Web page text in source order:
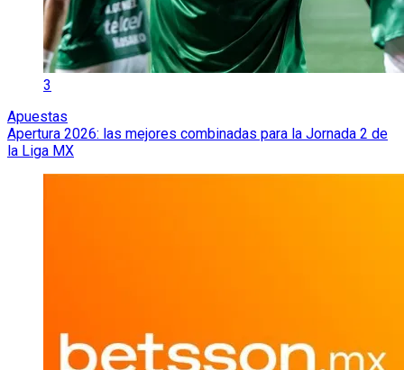
3
Apuestas
Apertura 2026: las mejores combinadas para la Jornada 2 de
la Liga MX